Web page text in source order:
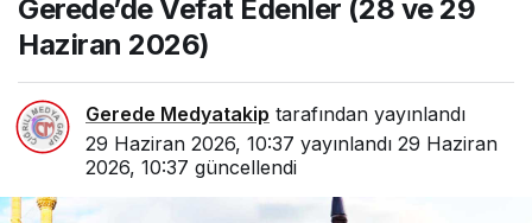
Gerede’de Vefat Edenler (28 ve 29
Haziran 2026)
Gerede Medyatakip tarafından yayınlandı
29 Haziran 2026, 10:37 yayınlandı 29 Haziran
2026, 10:37 güncellendi